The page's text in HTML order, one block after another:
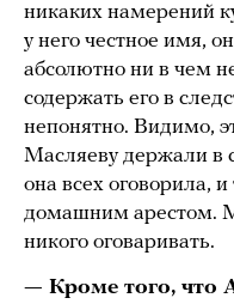
никаких намерений
у него честное имя,
абсолютно ни в чем
содержать его в
непонятно. Видимо,
Масляеву держали в
она всех оговорила,
домашним арестом.
никого оговаривать.
— Кроме того, что